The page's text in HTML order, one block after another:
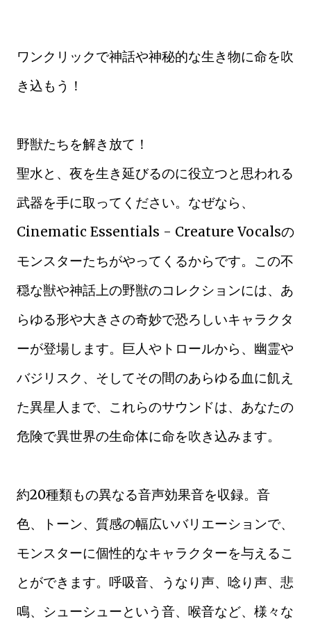
ワンクリックで神話や神秘的な生き物に命を吹
き込もう！
野獣たちを解き放て！
聖水と、夜を生き延びるのに役立つと思われる
武器を手に取ってください。なぜなら、
Cinematic Essentials - Creature Vocalsの
モンスターたちがやってくるからです。この不
穏な獣や神話上の野獣のコレクションには、あ
らゆる形や大きさの奇妙で恐ろしいキャラクタ
ーが登場します。巨人やトロールから、幽霊や
バジリスク、そしてその間のあらゆる血に飢え
た異星人まで、これらのサウンドは、あなたの
危険で異世界の生命体に命を吹き込みます。
約20種類もの異なる音声効果音を収録。音
色、トーン、質感の幅広いバリエーションで、
モンスターに個性的なキャラクターを与えるこ
とができます。呼吸音、うなり声、唸り声、悲
鳴、シューシューという音、喉音など、様々な